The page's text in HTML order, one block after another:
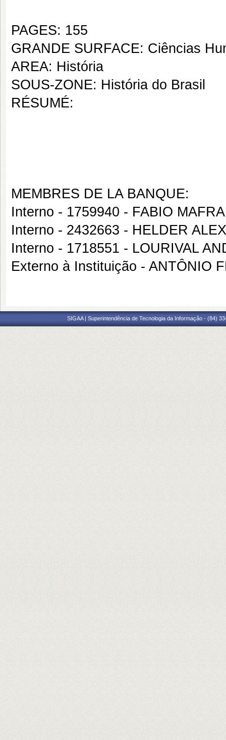
PAGES: 155
GRANDE SURFACE: Ciências
AREA: História
SOUS-ZONE: História do Brasil
RÉSUMÉ:
MEMBRES DE LA BANQUE:
Interno - 1759940 - FABIO
Interno - 2432663 - HELDER
Interno - 1718551 - LOURIVAL
Externo à Instituição - ANTÔNIO
SIGAA | Superintendência de Tecnologia da Informação - (84)